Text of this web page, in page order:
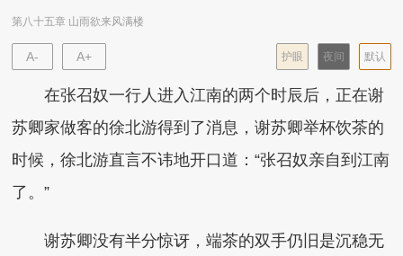
第八十五章 山雨欲来风满楼
A- A+ 默认
夜间
护眼
在张召奴一行人进入江南的两个时辰后，正在谢
苏卿家做客的徐北游得到了消息，谢苏卿举杯饮茶的
时候，徐北游直言不讳地开口道：“张召奴亲自到江南
了。”
谢苏卿没有半分惊讶，端茶的双手仍旧是沉稳无